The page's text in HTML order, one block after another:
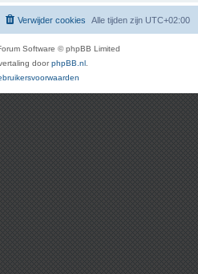
Alle tijden zijn UTC+02:00
Verwijder cookies
Software © phpBB Limited
doorphpBB.nl